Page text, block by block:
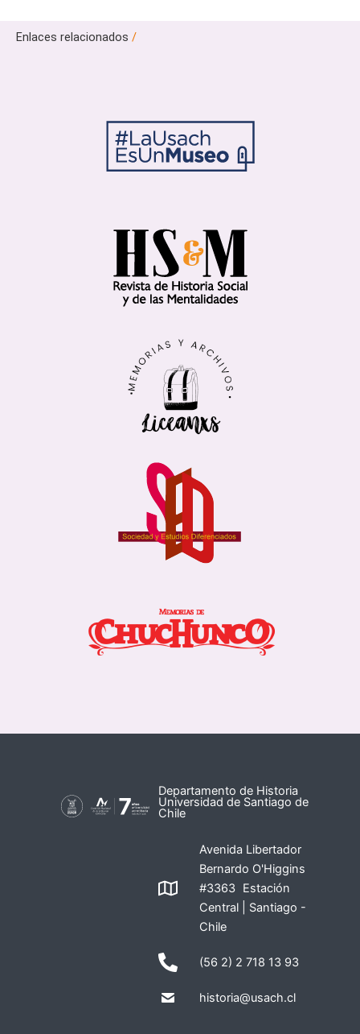
Enlaces relacionados /
Departamento de Historia
Universidad de Santiago de
Chile
Avenida Libertador
Bernardo O'Higgins
#3363 Estación
Central | Santiago -
Chile
(56 2) 2 718 13 93
historia@usach.cl